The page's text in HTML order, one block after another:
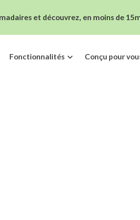
et découvrez, en moins de
Fonctionnalités Conçu pour